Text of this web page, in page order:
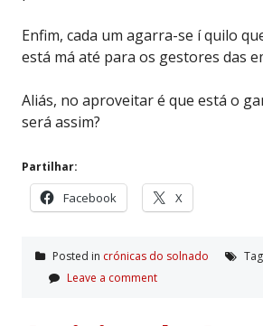
Enfim, cada um agarra-se í quilo
está má até para os gestores das
Aliás, no aproveitar é que está o
será assim?
Partilhar:
Facebook X
Posted in crónicas do solnado
Leave a comment